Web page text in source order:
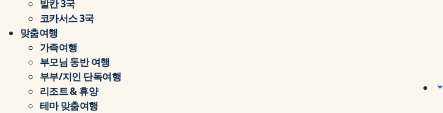
발칸 3국
코카서스 3국
맞춤여행
가족여행
부모님 동반 여행
부부/지인 단독여행
리조트 & 휴양
테마 맞춤여행